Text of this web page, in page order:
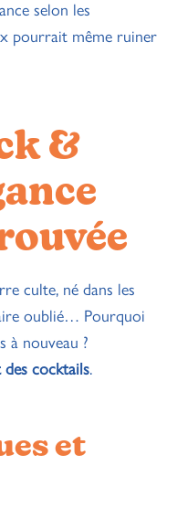
selon les
pourrait même ruiner
&
culte, né dans les
oublié… Pourquoi
à nouveau ?
des cocktails.
et